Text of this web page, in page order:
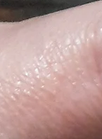
finally a husband,
creative.
Graduated from
scenography at
Rome.
Thanks to his
immediately
and renovations